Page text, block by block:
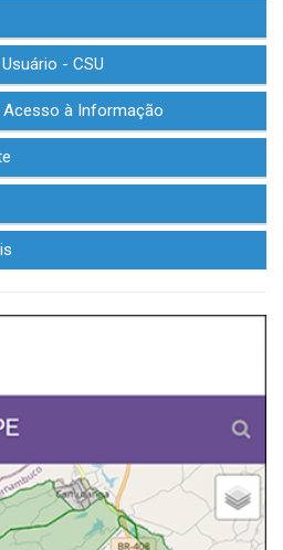
- CSU
Acesso à Informação